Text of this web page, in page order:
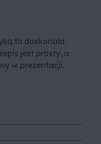
to doskonała
jest prosty, a
w prezentacji.